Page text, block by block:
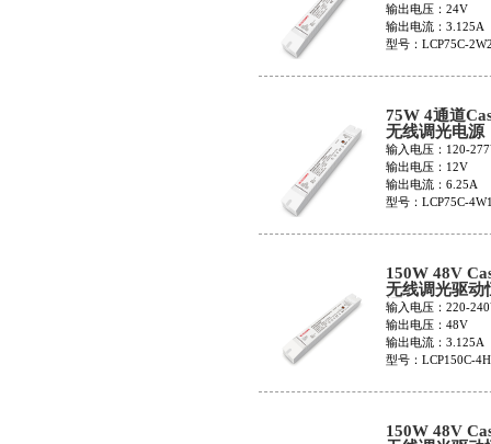
输出电压：24V
输出电流：3.125A
型号：LCP75C-
75W 4通道
无线调光电源
LCP75C-
输入电压：120-
输出电压：12V
输出电流：6.25A
型号：LCP75C-
150W 48V
无线调光驱动
源LCP150C-
输入电压：220-
输出电压：48V
输出电流：3.125A
型号：LCP150C-
150W 48V